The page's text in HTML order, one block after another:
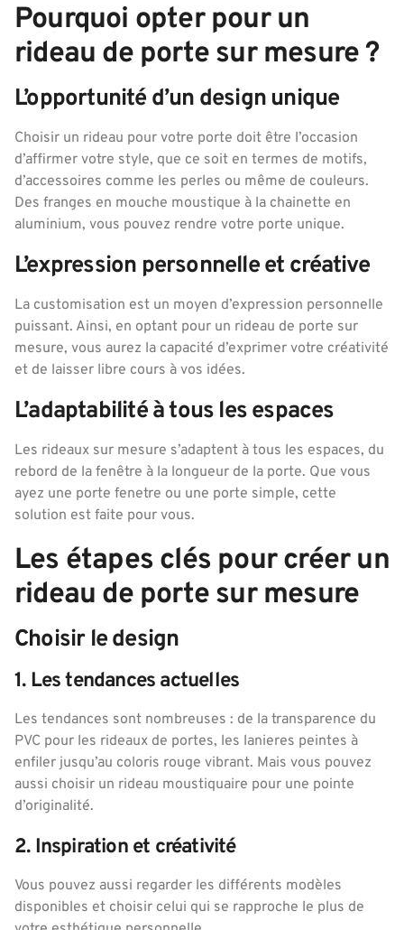
Pourquoi opter pour un
rideau de porte sur mesure ?
L’opportunité d’un design unique
Choisir un rideau pour votre porte doit être l’occasion
d’affirmer votre style, que ce soit en termes de motifs,
d’accessoires comme les perles ou même de couleurs.
Des franges en mouche moustique à la chainette en
aluminium, vous pouvez rendre votre porte unique.
L’expression personnelle et créative
La customisation est un moyen d’expression personnelle
puissant. Ainsi, en optant pour un rideau de porte sur
mesure, vous aurez la capacité d’exprimer votre créativité
et de laisser libre cours à vos idées.
L’adaptabilité à tous les espaces
Les rideaux sur mesure s’adaptent à tous les espaces, du
rebord de la fenêtre à la longueur de la porte. Que vous
ayez une porte fenetre ou une porte simple, cette
solution est faite pour vous.
Les étapes clés pour créer un
rideau de porte sur mesure
Choisir le design
1. Les tendances actuelles
Les tendances sont nombreuses : de la transparence du
PVC pour les rideaux de portes, les lanieres peintes à
enfiler jusqu’au coloris rouge vibrant. Mais vous pouvez
aussi choisir un rideau moustiquaire pour une pointe
d’originalité.
2. Inspiration et créativité
Vous pouvez aussi regarder les différents modèles
disponibles et choisir celui qui se rapproche le plus de